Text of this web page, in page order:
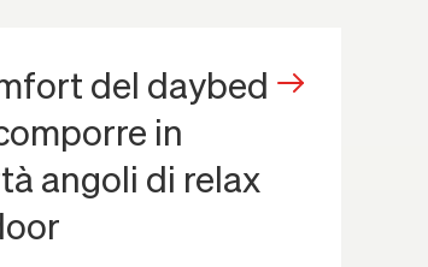
del daybed
in
angoli di relax